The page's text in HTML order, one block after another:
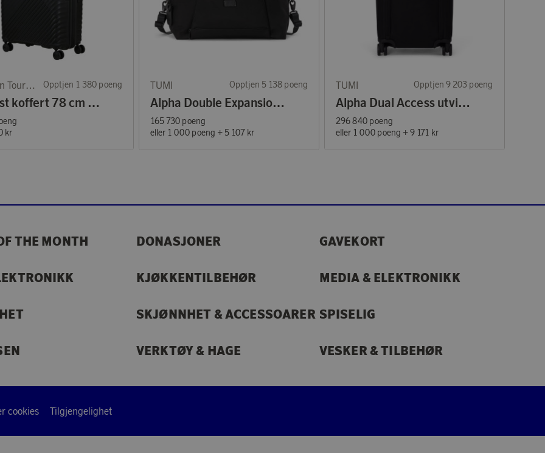
American Tourister Opptjen 1 380 poeng
Diablast koffert 78 cm Black Code
kr
TUMI Opptjen 5 138 poeng
Alpha Double Expansion Duffel
165 730 poeng
eller 1 000 poeng + 5 107 kr
TUMI Opptjen 9 203 poeng
Alpha Dual Access utvidbar kabinkoffert 55 cm svart
296 840 poeng
eller 1 000 poeng +9 171 kr
THE MONTH DONASJONER GAVEKORT
KJØKKENTILBEHØR MEDIA & ELEKTRONIKK
SKJØNNHET & ACCESSOARER SPISELIG
VERKTØY & HAGE VESKER & TILBEHØR
cookies Tilgjengelighet